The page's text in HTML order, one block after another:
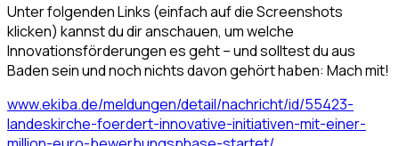
Unter folgenden Links (einfach auf die Screenshots
klicken) kannst du dir anschauen, um welche
Innovationsförderungen es geht – und solltest du aus
Baden sein und noch nichts davon gehört haben: Mach mit!
www.ekiba.de/meldungen/detail/nachricht/id/55423-
landeskirche-foerdert-innovative-initiativen-mit-einer-